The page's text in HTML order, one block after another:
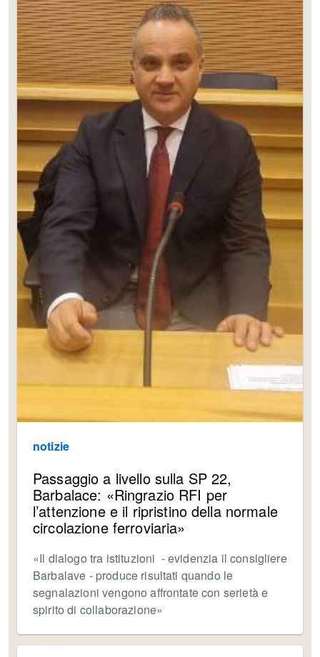
notizie
Passaggio a livello sulla SP 22,
Barbalace: «Ringrazio RFI per
l’attenzione e il ripristino della normale
circolazione ferroviaria»
«Il dialogo tra istituzioni - evidenzia il consigliere
Barbalave - produce risultati quando le
segnalazioni vengono affrontate con serietà e
spirito di collaborazione»